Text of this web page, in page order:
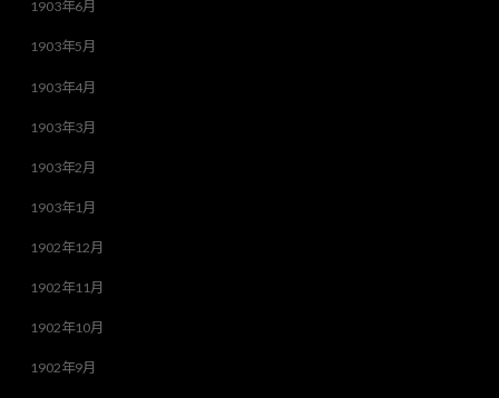
1903年6月
1903年5月
1903年4月
1903年3月
1903年2月
1903年1月
1902年12月
1902年11月
1902年10月
1902年9月